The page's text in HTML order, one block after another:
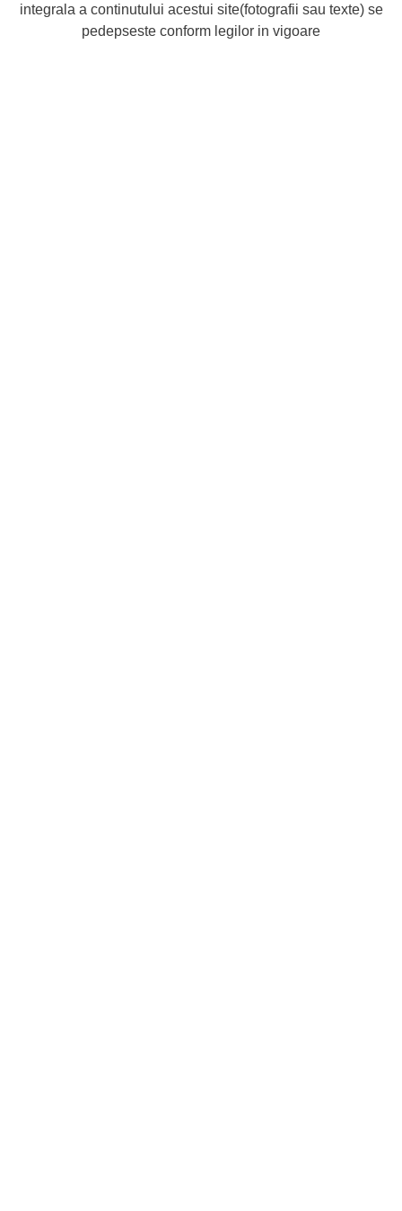
integrala a continutului acestui site(fotografii sau texte) se
pedepseste conform legilor in vigoare